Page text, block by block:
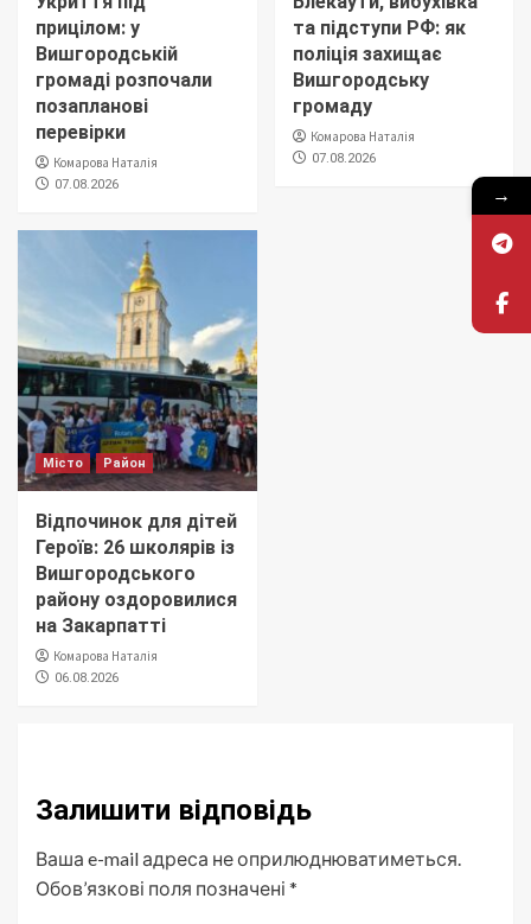
прицілом: у
Вишгородській
громаді розпочали
позапланові
перевірки
Комарова Наталія
07.08.2026
та підступи РФ: як
поліція захищає
Вишгородську
громаду
Комарова Наталія
07.08.2026
Місто Район
Відпочинок для дітей
Героїв: 26 школярів із
Вишгородського
району оздоровилися
на Закарпатті
Комарова Наталія
06.08.2026
Залишити відповідь
Ваша e-mail адреса не оприлюднюватиметься.
Обов’язкові поля позначені *
→